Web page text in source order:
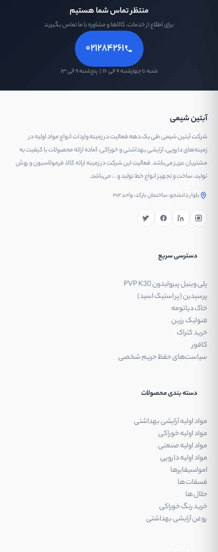
منتظر تماس شما هستیم
برای اطلاع از خدمات، کالاها و مشاوره با ما تماس بگیرید
۰۲۱۲۸۴۲۶۱
شنبه تا چهارشنبه ۹ الی ۱۶ | پنج‌شنبه ۹ الی ۱۳
آبتین شیمی
شرکت آبتین شیمی طی یک دهه فعالیت در زمینه واردات انواع مواد اولیه در
زمینه‌های دارویی، آرایشی بهداشتی و خوراکی، آماده ارائه محصولات با کیفیت به
مشتریان عزیز می‌باشد. فعالیت این شرکت در زمینه ارائه کالا، فرمولاسیون و روش
تولید، ساخت و تجهیز انواع خط تولید و ... می‌باشد.
بلوار دانشجو، ساختمان بارکد، واحد ۲۰۲
دسترسی سریع
پلی وینیل پیرولیدون PVP K30
پرسیدین (پر استیک اسید)
خاک دیاتومه
فنولیک رزین
خرید کتراک
کافور
سیاست‌های حفظ حریم شخصی
دسته بندی محصولات
مواد اولیه آرایشی بهداشتی
مواد اولیه خوراکی
مواد اولیه صنعتی
مواد اولیه دارویی
امولسیفایرها
فسفات ها
حلال ها
خرید رنگ خوراکی
روغن آرایشی بهداشتی